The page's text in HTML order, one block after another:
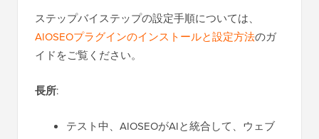
ステップバイステップの設定手順については、
AIOSEOプラグインのインストールと設定方法のガ
イドをご覧ください。
長所:
テスト中、AIOSEOがAIと統合して、ウェブ